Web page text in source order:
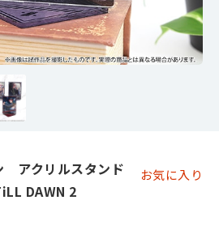
アクリルスタンド
DAWN 2
お気に入り